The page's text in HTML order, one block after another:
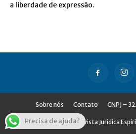
a liberdade de expressão.
Sobre nós Contato CNPJ –
© Jures - Revista Jurídica
Precisa de ajuda?